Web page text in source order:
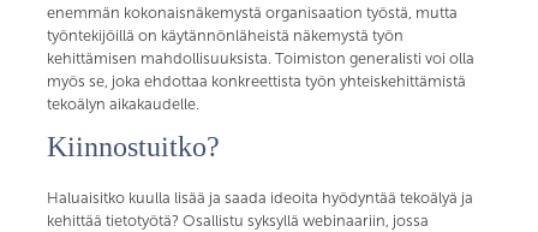
enemmän kokonaisnäkemystä organisaation työstä, mutta
työntekijöillä on käytännönläheistä näkemystä työn
kehittämisen mahdollisuuksista. Toimiston generalisti voi olla
myös se, joka ehdottaa konkreettista työn yhteiskehittämistä
tekoälyn aikakaudelle.
Kiinnostuitko?
Haluaisitko kuulla lisää ja saada ideoita hyödyntää tekoälyä ja
kehittää tietotyötä? Osallistu syksyllä webinaariin, jossa